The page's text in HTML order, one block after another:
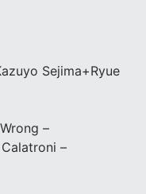
Sejima+Ryue
–
–